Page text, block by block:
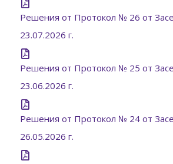
Решения от Протокол № 26 от
23.07.2026 г.
Решения от Протокол № 25 от
23.06.2026 г.
Решения от Протокол № 24 от
26.05.2026 г.